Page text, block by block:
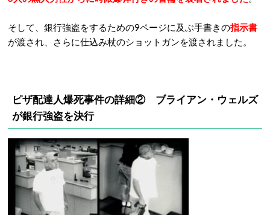
そして、銀行強盗をするための9ページに及ぶ手書きの指示書
が渡され、さらに仕込み杖のショットガンを渡されました。
ピザ配達人爆死事件の詳細② ブライアン・ウェルズ
が銀行強盗を決行